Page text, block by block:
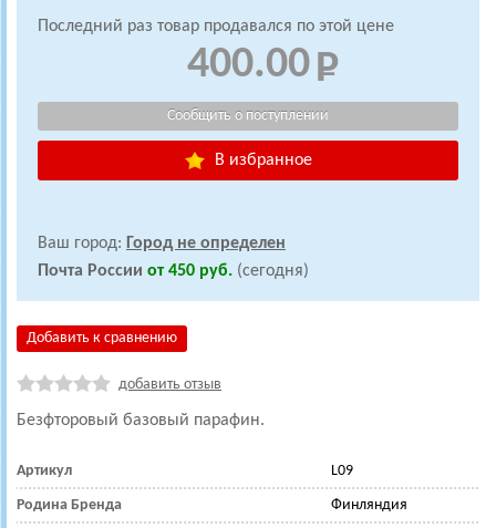
Последний раз товар продавался по этой цене
400.00
В избранное
Ваш город: Город не определен
Почта России от 450 руб. (сегодня)
Добавить к сравнению
добавить отзыв
Безфторовый базовый парафин.
Артикул L09
Родина Бренда Финляндия